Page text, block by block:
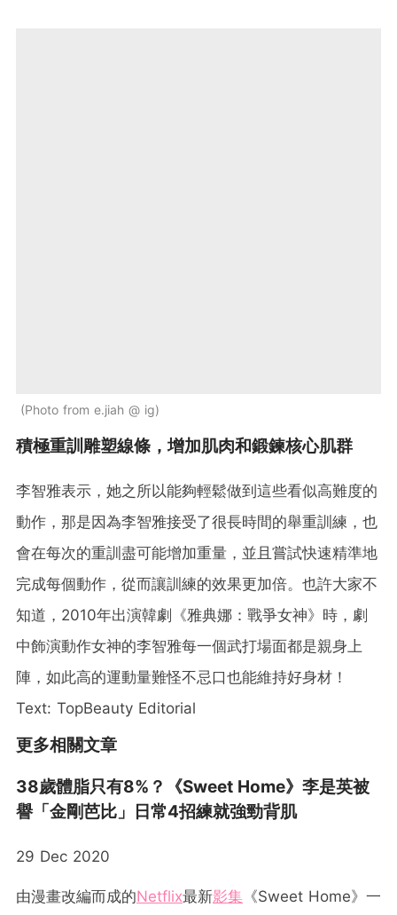
Photo from e.jiah @ ig
積極重訓雕塑線條，增加肌肉和鍛鍊核心肌群
李智雅表示，她之所以能夠輕鬆做到這些看似高難度的
動作，那是因為李智雅接受了很長時間的舉重訓練，也
會在每次的重訓盡可能增加重量，並且嘗試快速精準地
完成每個動作，從而讓訓練的效果更加倍。也許大家不
知道，2010年出演韓劇《雅典娜：戰爭女神》時，劇
中飾演動作女神的李智雅每一個武打場面都是親身上
陣，如此高的運動量難怪不忌口也能維持好身材！
Text: TopBeauty Editorial
更多相關文章
38歲體脂只有8%？《Sweet Home》李是英被
譽「金剛芭比」日常4招練就強勁背肌
29 Dec 2020
由漫畫改編而成的Netflix最新影集 《Sweet Home》一